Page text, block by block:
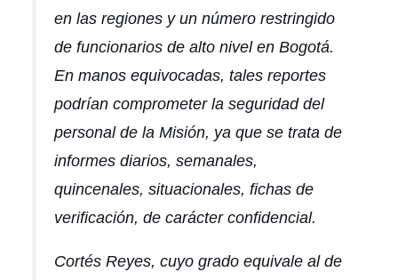
en las regiones y un número restringido
de funcionarios de alto nivel en Bogotá.
En manos equivocadas, tales reportes
podrían comprometer la seguridad del
personal de la Misión, ya que se trata de
informes diarios, semanales,
quincenales, situacionales, fichas de
verificación, de carácter confidencial.
Cortés Reyes, cuyo grado equivale al de